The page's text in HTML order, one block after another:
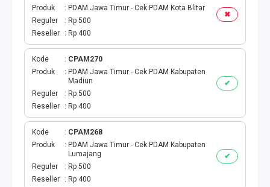
✖
Produk
PDAM Jawa Timur - Cek PDAM Kota Blitar
Reguler
Rp 500
Reseller
Rp 400
✔
Kode
CPAM270
Produk
PDAM Jawa Timur - Cek PDAM Kabupaten
Madiun
Reguler
Rp 500
Reseller
Rp 400
✔
Kode
CPAM268
Produk
PDAM Jawa Timur - Cek PDAM Kabupaten
Lumajang
Reguler
Rp 500
Reseller
Rp 400